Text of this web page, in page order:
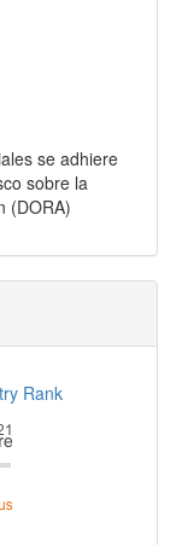
se adhiere
sobre la
(DORA)